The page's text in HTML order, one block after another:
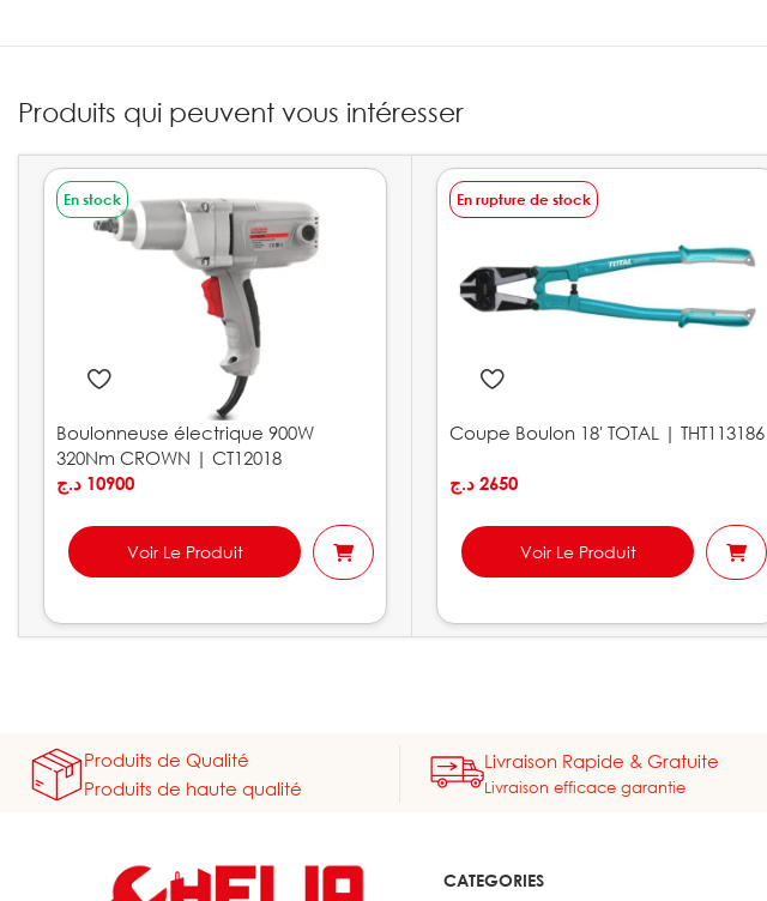
Produits qui peuvent vous intéresser
En stock
Boulonneuse électrique 900W
320Nm CROWN | CT12018
10900 د.ج
Voir Le Produit
En rupture de stock
Coupe Boulon 18′ TOTAL | THT113186
2650 د.ج
Voir Le Produit
Produits de Qualité
Produits de haute qualité
Livraison Rapide & Gratuite
Livraison efficace garantie
CATEGORIES